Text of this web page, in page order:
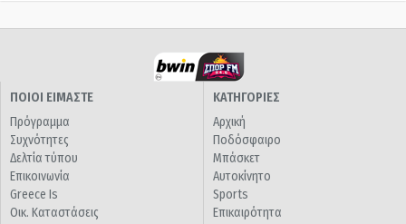
ΠΟΙΟΙ ΕΙΜΑΣΤΕ
Πρόγραμμα
Συχνότητες
Δελτία τύπου
Επικοινωνία
Greece Is
Οικ. Καταστάσεις
ΚΑΤΗΓΟΡΙΕΣ
Αρχική
Ποδόσφαιρο
Μπάσκετ
Αυτοκίνητο
Sports
Επικαιρότητα